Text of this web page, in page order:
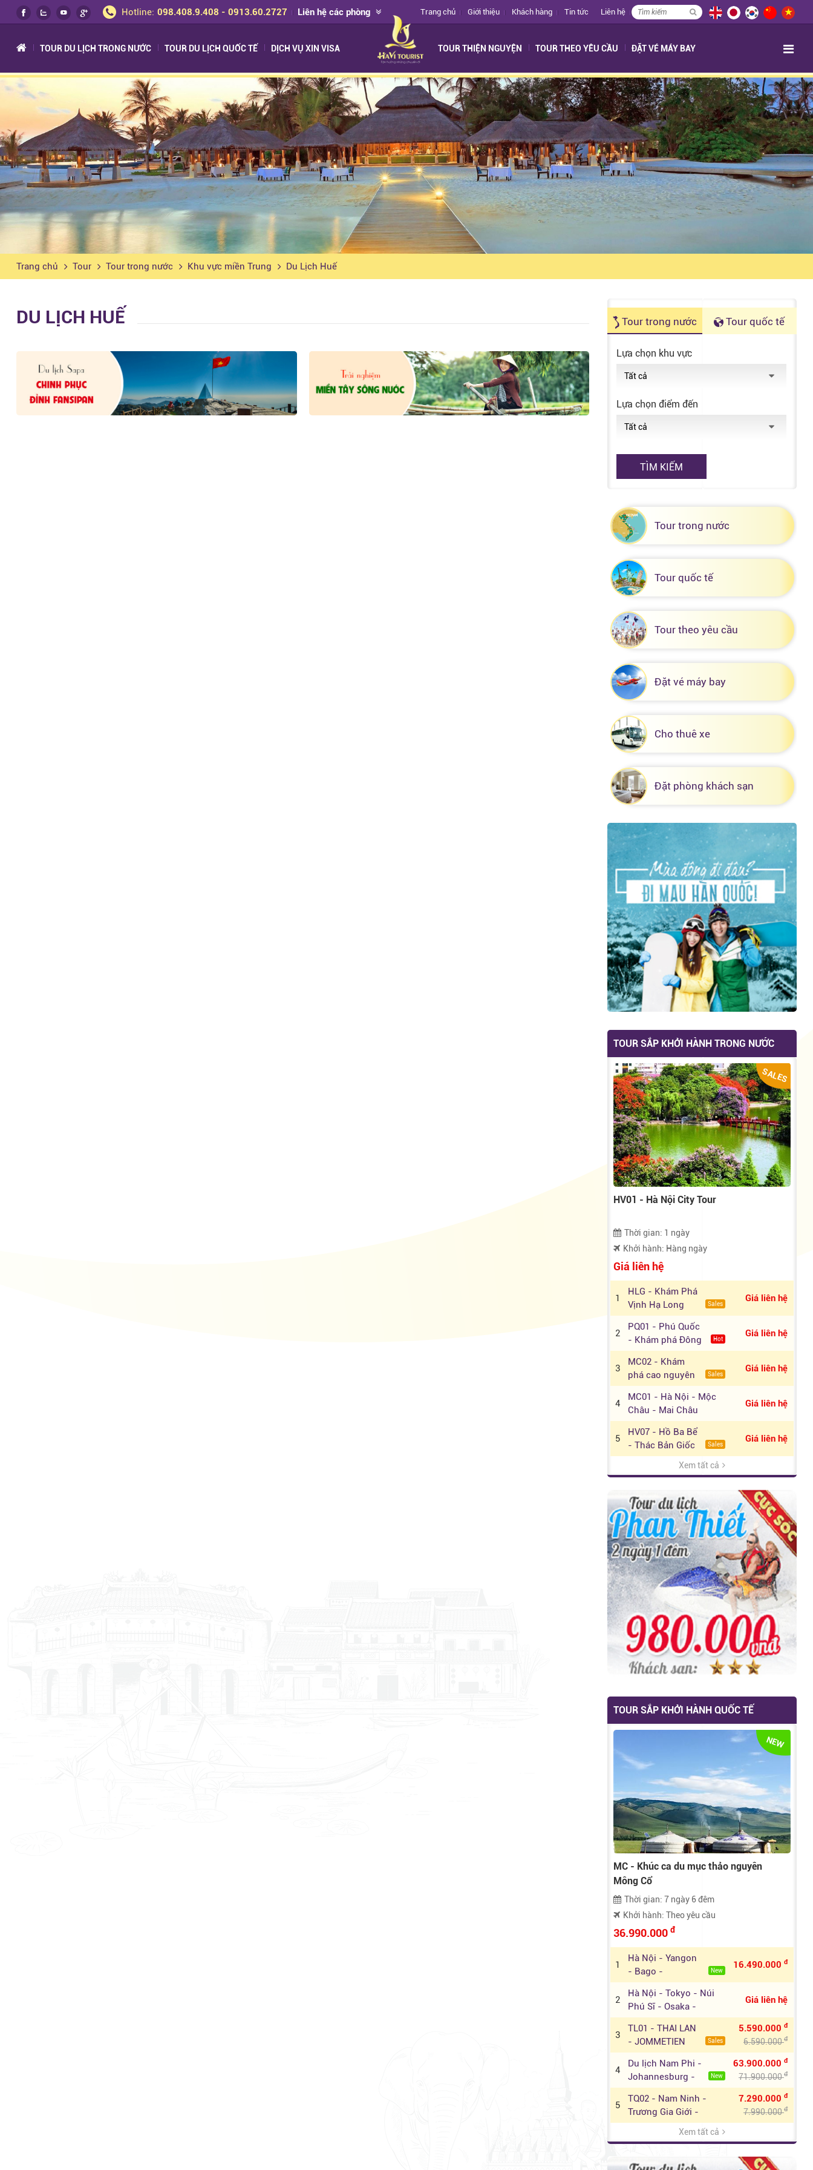
Hotline: 098.408.9.408 - 0913.60.2727 Liên hệ các phòng Trang chủ Giới thiệu Khách hàng Tin tức Liên hệ
TOUR DU LỊCH TRONG NƯỚC TOUR DU LỊCH QUỐC TẾ DỊCH VỤ XIN VISA TOUR THIỆN NGUYỆN TOUR THEO YÊU CẦU ĐẶT VÉ MÁY BAY
Trang chủ Tour Tour trong nước Khu vực miền Trung Du Lịch Huế
DU LỊCH HUẾ Tour trong nước Tour quốc tế
Lựa chọn khu vực
Lựa chọn điểm đến
TÌM KIẾM
Tour trong nước
Tour quốc tế
Tour theo yêu cầu
Đặt vé máy bay
Cho thuê xe
Đặt phòng khách sạn
TOUR SẮP KHỞI HÀNH TRONG NƯỚC
SALES
HV01 - Hà Nội City Tour
Thời gian: 1 ngày
Khởi hành: Hàng ngày
Giá liên hệ
1
HLG - Khám Phá
Vịnh Hạ Long
Trong Ngày
Sales
Giá liên hệ
2
PQ01 - Phú Quốc
- Khám phá Đông
Đảo - Nam Đảo -
Bắc Đảo.
Hot
Giá liên hệ
3
MC02 - Khám
phá cao nguyên
Mộc Châu -
Happy Land
Sales
Giá liên hệ
4
MC01 - Hà Nội - Mộc
Châu - Mai Châu
Giá liên hệ
5
HV07 - Hồ Ba Bể
- Thác Bản Giốc
- Pác Bó
Sales
Giá liên hệ
6
HV05 - Hà Nội -
Sapa - Fansipan
- Bái Đính -
Tràng An
Sales
Giá liên hệ
7
HV04 - Sapa -
Vịnh Hạ Long
Hot
Giá liên hệ
8
HV02 - Hà Nội -
Tràng An - Bái
Đính - Hà Nội
790.000đ
990.000 đ
9
HLG01 - Tour Ghép -
Hà Nội - Vịnh Hạ Long
Giá liên hệ
10
HLG02 - Nghỉ
Dưỡng Du
Thuyền Hạ Long
New
Giá liên hệ
HV06 - Hà Nội -
Sapa - Fansipan
- Ninh Bình - Hạ
Sales
Giá liên hệ
Xem tất cả
TOUR SẮP KHỞI HÀNH QUỐC TẾ
NEW
MC - Khúc ca du mục thảo nguyên
Mông Cổ
Thời gian: 7 ngày 6 đêm
Khởi hành: Theo yêu cầu
36.990.000đ
1
Hà Nội - Yangon
- Bago -
Kyaikhtiyo
New
16.490.000 đ
2
Hà Nội - Tokyo - Núi
Phú Sĩ - Osaka -
Nagoya
Giá liên hệ
3
TL01 - THAI LAN
- JOMMETIEN
BEACH -
SUANTHAI
Sales
5.590.000 đ
6.590.000đ
4
Du lịch Nam Phi -
Johannesburg -
Pretoria - Sun
City - Cape Town
New
63.900.000 đ
71.900.000đ
5
TQ02 - Nam Ninh -
Trương Gia Giới -
Phượng Hoàng Cổ
7.290.000 đ
7.990.000đ
6
Hàn Quốc - Suwon -
Everland - Nami
14.590.000
Xem tất cả